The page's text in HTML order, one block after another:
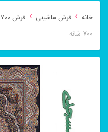
خانه › فرش ماشینی › فرش 700 شانه
۷۰۰ شانه